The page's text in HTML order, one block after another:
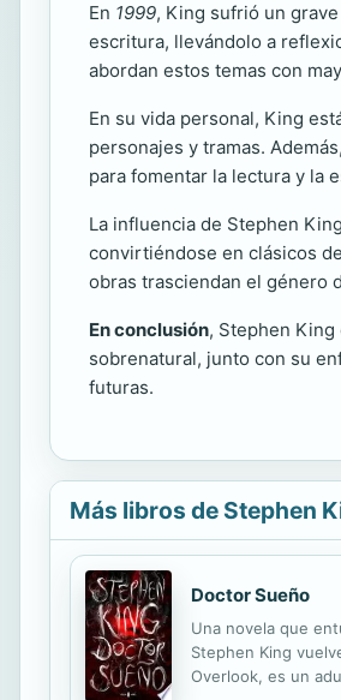
En 1999, King sufrió un
escritura, llevándolo a
abordan estos temas con
En su vida personal, King
personajes y tramas.
para fomentar la lectura y la
La influencia de Stephen
convirtiéndose en clásicos
obras trasciendan el género
En conclusión, Stephen
sobrenatural, junto con su
futuras.
Más libros de Stephen
Doctor Sueño
Una novela que
Stephen King
Overlook, es un